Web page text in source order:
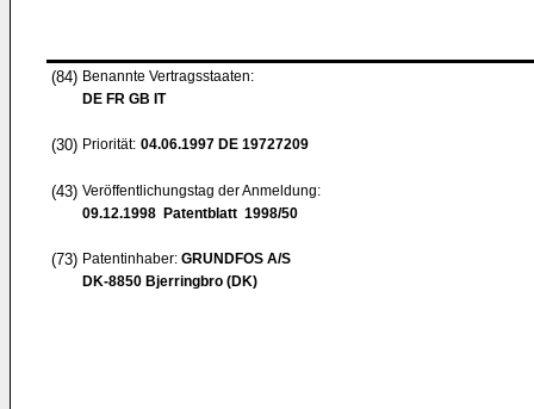
(84) Benannte Vertragsstaaten:
DE FR GB IT
(30) Priorität: 04.06.1997 DE 19727209
(43) Veröffentlichungstag der Anmeldung:
09.12.1998 Patentblatt 1998/50
(73) Patentinhaber: GRUNDFOS A/S
DK-8850 Bjerringbro (DK)